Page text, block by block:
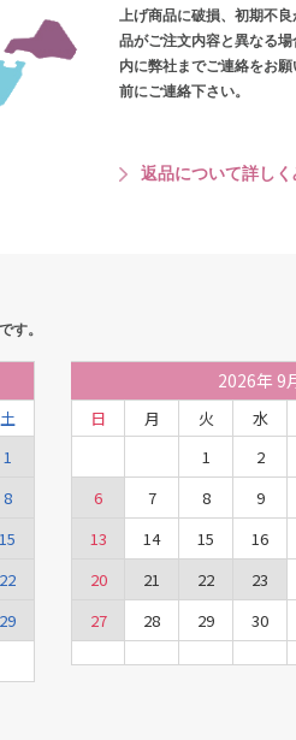
上げ商品に破損、初期不
品がご注文内容と異なる
内に弊社までご連絡をお
前にご連絡下さい。
返品について詳しく
す。
土
1
8
15
22
29
2026年 9
日 月 火 水
1
2
6
7 8 9
13
14 15 16
20
21 22 23
27
28 29 30